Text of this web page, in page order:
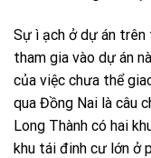
Sự ì ạch ở dự án
tham gia vào dự án
của việc chưa thể
qua Đồng Nai là câu
Long Thành có hai
khu tái đinh cư lớn ở